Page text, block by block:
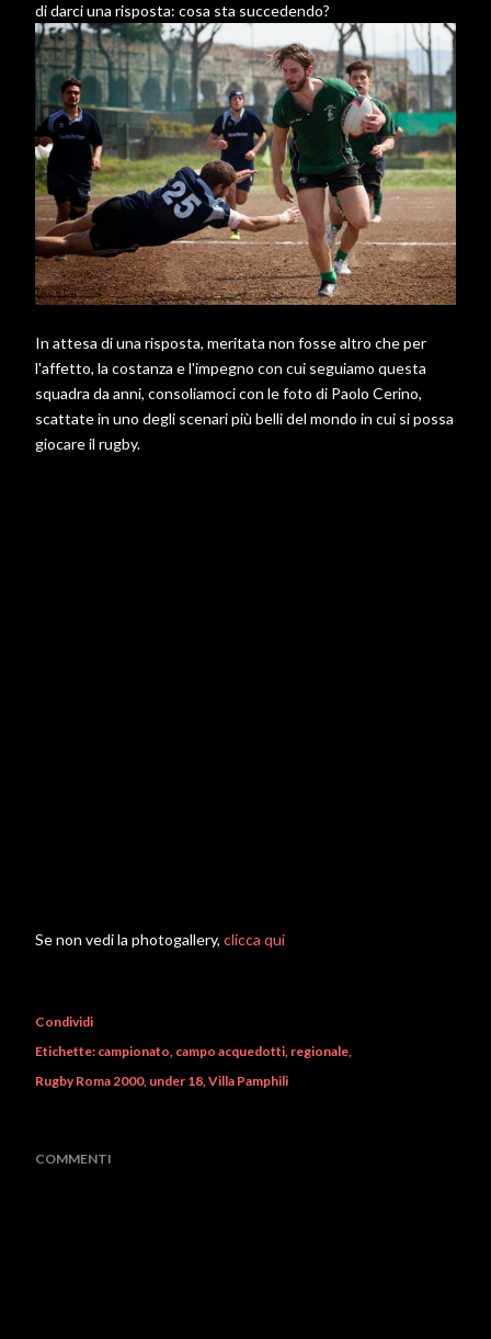
di darci una risposta: cosa sta succedendo?
In attesa di una risposta, meritata non fosse altro che per
l'affetto, la costanza e l'impegno con cui seguiamo questa
squadra da anni, consoliamoci con le foto di Paolo Cerino,
scattate in uno degli scenari più belli del mondo in cui si possa
giocare il rugby.
Se non vedi la photogallery, clicca qui
Condividi
Etichette: campionato campo acquedotti regionale
Rugby Roma 2000 under 18 Villa Pamphili
COMMENTI